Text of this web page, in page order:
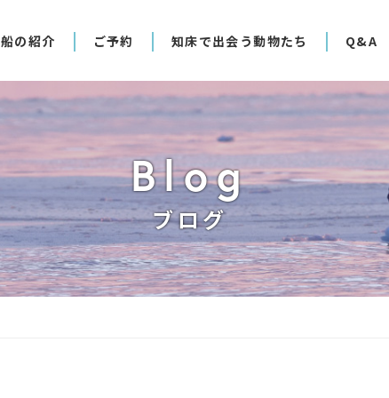
船の紹介 ご予約 知床で出会う動物たち Q&A
Blog
ブログ